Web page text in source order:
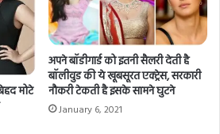
मोटे
अपने बॉडीगार्ड को इतनी सैलरी देती है
बॉलीवुड की ये खूबसूरत एक्ट्रेस, सरकारी
नौकरी टेकती है इसके सामने घुटने
January 6, 2021